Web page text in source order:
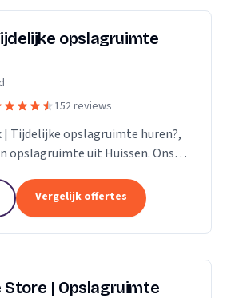
opslagruimte
152 reviews
| Tijdelijke opslagruimte huren?,
opslagruimte uit Huissen. Ons
Vergelijk offertes
Store | Opslagruimte